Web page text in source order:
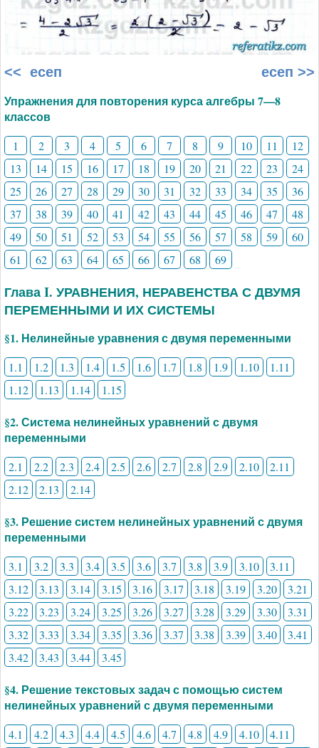
<< есеп есеп >>
Упражнения для повторения курса алгебры 7—8
классов
1 2 3 4 5 6 7 8 9 10 11
12
13
14 15 16 17 18 19 20 21 22 23
24
25
26 27 28 29 30 31 32 33 34 35
36
37
38 39 40 41 42 43 44 45 46 47
48
49
50 51 52 53 54 55 56 57 58 59
60
61
62 63 64 65 66 67 68 69
Глава I. УРАВНЕНИЯ, НЕРАВЕНСТВА С ДВУМЯ
ПЕРЕМЕННЫМИ И ИХ СИСТЕМЫ
§1. Нелинейные уравнения с двумя переменными
1.1 1.2 1.3 1.4 1.5 1.6 1.7 1.8 1.9 1.10
1.11
1.12
1.13 1.14 1.15
§2. Система нелинейных уравнений с двумя
переменными
2.1 2.2 2.3 2.4 2.5 2.6 2.7 2.8 2.9 2.10
2.11
2.12
2.13 2.14
§3. Решение систем нелинейных уравнений с двумя
переменными
3.1 3.2 3.3 3.4 3.5 3.6 3.7 3.8 3.9 3.10
3.11
3.12
3.13 3.14 3.15 3.16 3.17 3.18 3.19 3.20
3.21
3.22
3.23 3.24 3.25 3.26 3.27 3.28 3.29 3.30
3.31
3.32
3.33 3.34 3.35 3.36 3.37 3.38 3.39 3.40
3.41
3.42
3.43 3.44 3.45
§4. Решение текстовых задач с помощью систем
нелинейных уравнений с двумя переменными
4.1 4.2 4.3 4.4 4.5 4.6 4.7 4.8 4.9 4.10
4.11